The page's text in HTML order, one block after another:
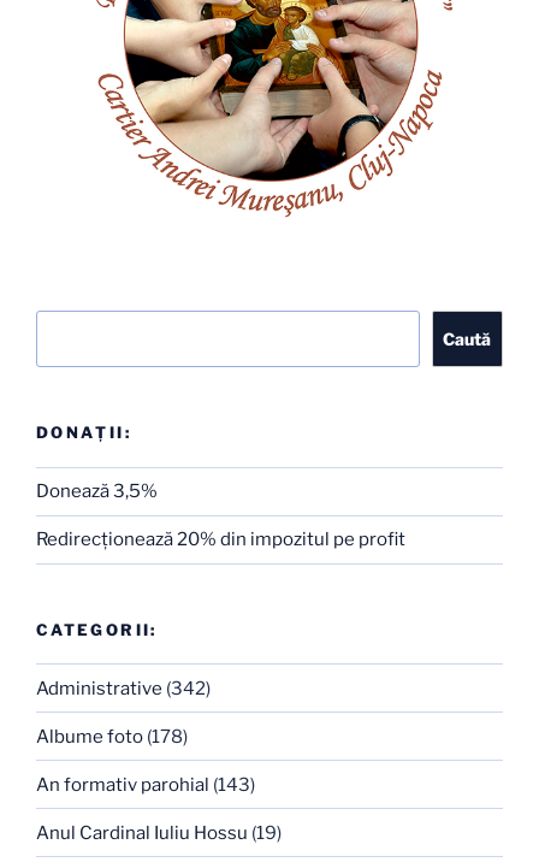
Caută
DONAȚII:
Donează 3,5%
Redirecţionează 20% din impozitul pe profit
CATEGORII:
Administrative (342)
Albume foto (178)
An formativ parohial (143)
Anul Cardinal Iuliu Hossu (19)